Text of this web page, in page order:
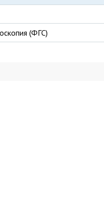
(ФГС)